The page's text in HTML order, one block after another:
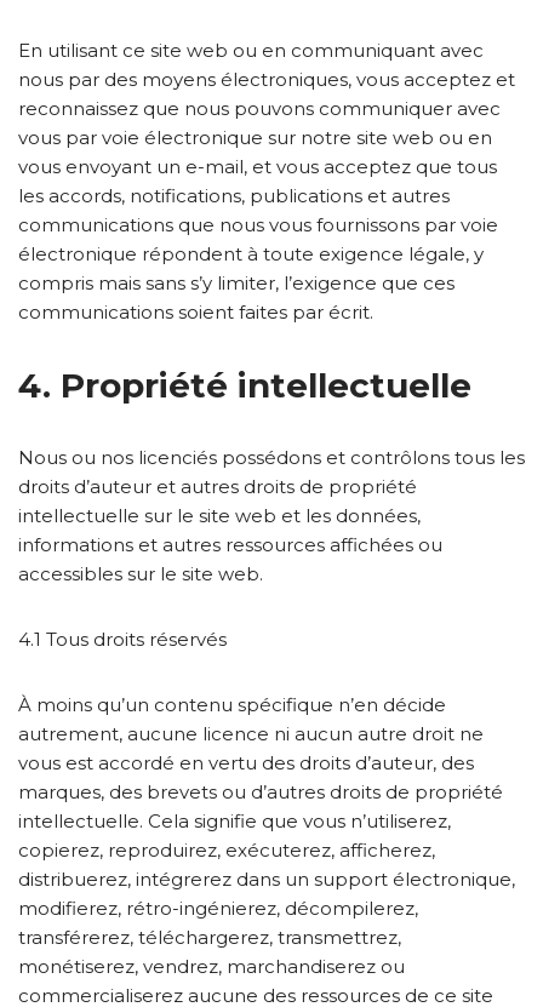
En utilisant ce site web ou en communiquant avec
nous par des moyens électroniques, vous acceptez et
reconnaissez que nous pouvons communiquer avec
vous par voie électronique sur notre site web ou en
vous envoyant un e-mail, et vous acceptez que tous
les accords, notifications, publications et autres
communications que nous vous fournissons par voie
électronique répondent à toute exigence légale, y
compris mais sans s’y limiter, l’exigence que ces
communications soient faites par écrit.
4. Propriété intellectuelle
Nous ou nos licenciés possédons et contrôlons tous les
droits d’auteur et autres droits de propriété
intellectuelle sur le site web et les données,
informations et autres ressources affichées ou
accessibles sur le site web.
4.1 Tous droits réservés
À moins qu’un contenu spécifique n’en décide
autrement, aucune licence ni aucun autre droit ne
vous est accordé en vertu des droits d’auteur, des
marques, des brevets ou d’autres droits de propriété
intellectuelle. Cela signifie que vous n’utiliserez,
copierez, reproduirez, exécuterez, afficherez,
distribuerez, intégrerez dans un support électronique,
modifierez, rétro-ingénierez, décompilerez,
transférerez, téléchargerez, transmettrez,
monétiserez, vendrez, marchandiserez ou
commercialiserez aucune des ressources de ce site